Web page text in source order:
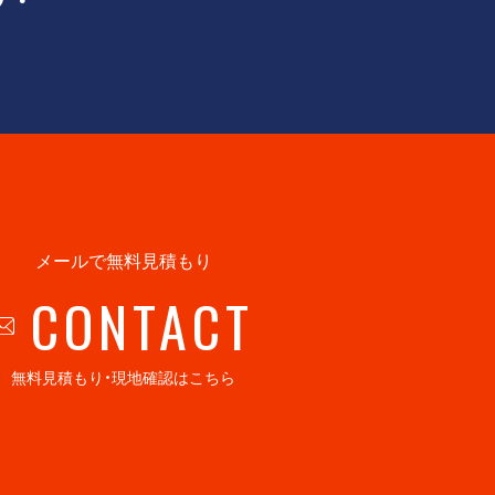
メールで無料見積もり
CONTACT
無料見積もり・現地確認はこちら